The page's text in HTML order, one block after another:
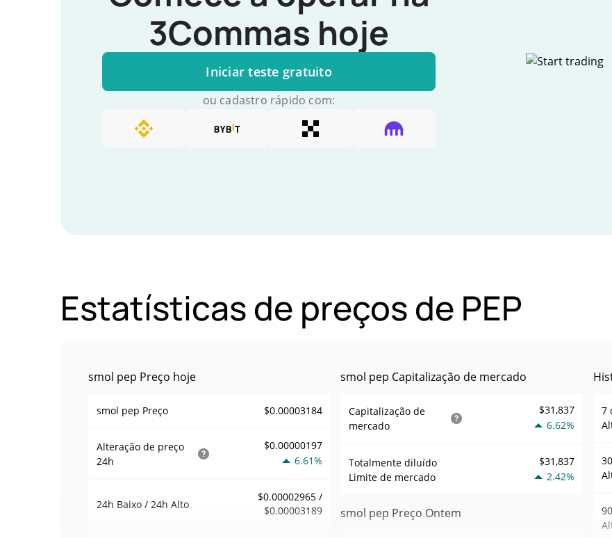
3Commas hoje
Iniciar teste gratuito
ou cadastro rápido com:
Estatísticas de preços de PEP
smol pep Preço hoje
smol pep Preço $0.00003184
Alteração de preço
24h
$0.00000197
6.61%
24h Baixo / 24h Alto
$0.00002965 /
$0.00003189
smol pep Capitalização de mercado
Capitalização de
mercado
$31,837
6.62%
Totalmente diluído
Limite de mercado
$31,837
2.42%
smol pep Preço Ontem
7